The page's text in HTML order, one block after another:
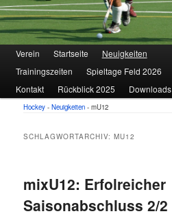
Hockey
1. VfL FORTUNA Marzahn e.V.
Hauptmenü
Zum
primären
Inhalt
springen
Zum
sekundären
Inhalt
springen
Verein Startseite
Neuigkeiten
Trainingszeiten
Spieltage Feld 2026
Kontakt
Rückblick 2025 Downloads
Hockey -Neuigkeiten -mU12
SCHLAGWORTARCHIV:MU12
mixU12: Erfolreicher
Saisonabschluss 2/2